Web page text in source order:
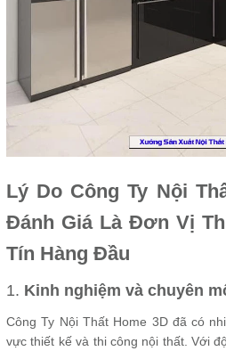
Lý Do Công Ty Nội
Đánh Giá Là Đơn Vị
Tín Hàng Đầu
1. Kinh nghiệm và chuyên
Công Ty Nội Thất Home 3D đã có
vực thiết kế và thi công nội thất. Với